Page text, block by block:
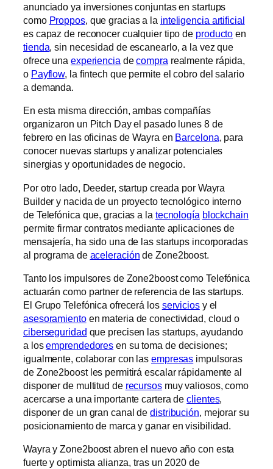
anunciado ya inversiones conjuntas en startups
como Proppos, que gracias a la inteligencia artificial
es capaz de reconocer cualquier tipo de producto en
tienda, sin necesidad de escanearlo, a la vez que
ofrece una experiencia decompra realmente rápida,
o Payflow, la fintech que permite el cobro del salario
a demanda.
En esta misma dirección, ambas compañías
organizaron un Pitch Day el pasado lunes 8 de
febrero en las oficinas de Wayra en Barcelona, para
conocer nuevas startups y analizar potenciales
sinergias y oportunidades de negocio.
Por otro lado, Deeder, startup creada por Wayra
Builder y nacida de un proyecto tecnológico interno
de Telefónica que, gracias a la tecnología blockchain
permite firmar contratos mediante aplicaciones de
mensajería, ha sido una de las startups incorporadas
al programa de aceleración de Zone2boost.
Tanto los impulsores de Zone2boost como Telefónica
actuarán como partner de referencia de las startups.
El Grupo Telefónica ofrecerá los serviciosy el
asesoramientoen materia de conectividad, cloud o
ciberseguridad que precisen las startups, ayudando
a losemprendedores en su toma de decisiones;
igualmente, colaborar con las empresas impulsoras
de Zone2boost les permitirá escalar rápidamente al
disponer de multitud de recursosmuy valiosos, como
acercarse a una importante cartera declientes,
disponer de un gran canal dedistribución, mejorar su
posicionamiento de marca y ganar en visibilidad.
Wayra y Zone2boost abren el nuevo año con esta
fuerte y optimista alianza, tras un 2020 de